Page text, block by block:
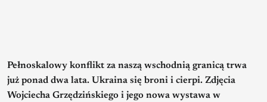
Pełnoskalowy konflikt za naszą wschodnią granicą trwa
już ponad dwa lata. Ukraina się broni i cierpi. Zdjęcia
Wojciecha Grzędzińskiego i jego nowa wystawa w